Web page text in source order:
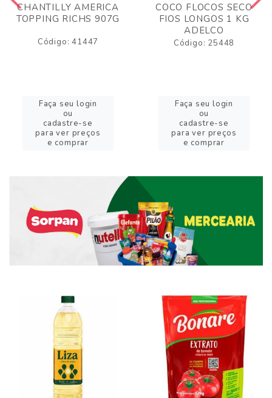
CHANTILLY AMERICA
TOPPING RICHS 907G
Código: 41447
Faça seu login
ou
cadastre-se
para ver preços
e comprar
COCO FLOCOS SECO
FIOS LONGOS 1 KG
ADELCO
Código: 25448
Faça seu login
ou
cadastre-se
para ver preços
e comprar